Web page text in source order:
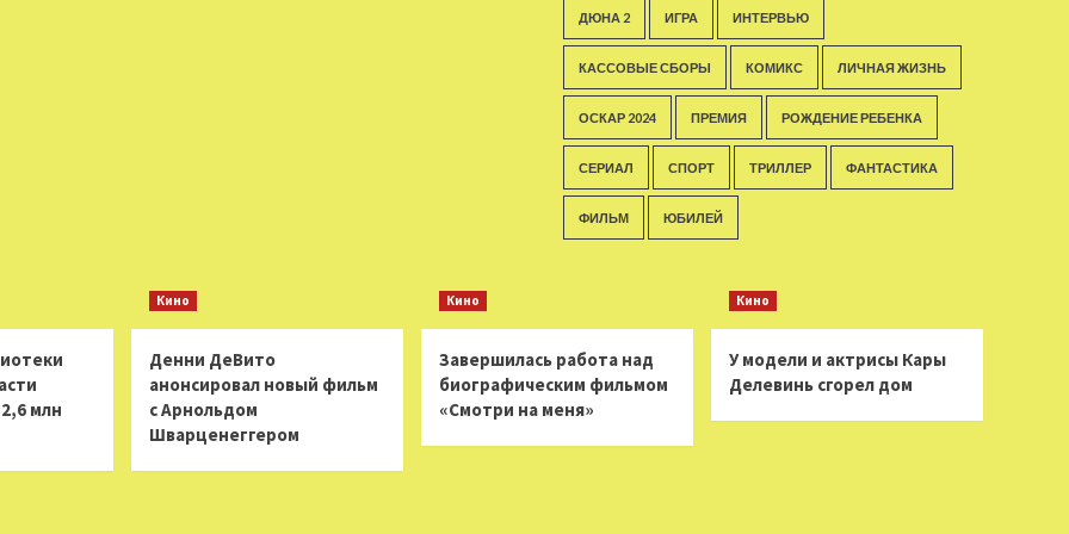
ДЮНА 2 ИГРА ИНТЕРВЬЮ
КАССОВЫЕ СБОРЫ КОМИКС ЛИЧНАЯ ЖИЗНЬ
ОСКАР 2024 ПРЕМИЯ РОЖДЕНИЕ РЕБЕНКА
СЕРИАЛ СПОРТ ТРИЛЛЕР ФАНТАСТИКА
ФИЛЬМ ЮБИЛЕЙ
млн
Кино
Денни ДеВито
анонсировал новый фильм
с Арнольдом
Шварценеггером
Кино
Завершилась работа над
биографическим фильмом
«Смотри на меня»
Кино
У модели и актрисы Кары
Делевинь сгорел дом